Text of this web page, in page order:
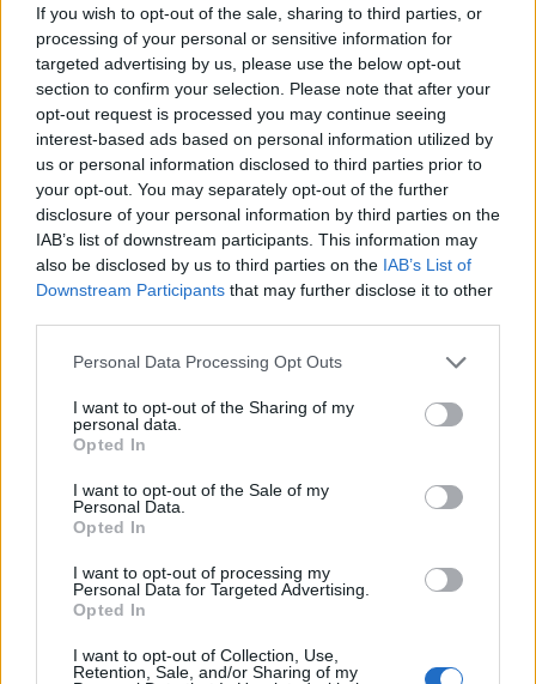
If you wish to opt-out of the sale, sharing to third parties, or
processing of your personal or sensitive information for
targeted advertising by us, please use the below opt-out
section to confirm your selection. Please note that after your
opt-out request is processed you may continue seeing
interest-based ads based on personal information utilized by
us or personal information disclosed to third parties prior to
your opt-out. You may separately opt-out of the further
disclosure of your personal information by third parties on the
IAB’s list of downstream participants. This information may
also be disclosed by us to third parties on the IAB’s List of
Downstream Participants that may further disclose it to other
Personal Data Processing Opt Outs
I want to opt-out of the Sharing of my
personal data.
Opted In
I want to opt-out of the Sale of my
Personal Data.
Opted In
I want to opt-out of processing my
Personal Data for Targeted Advertising.
Opted In
I want to opt-out of Collection, Use,
Retention, Sale, and/or Sharing of my
Zitat von jömi54:
HGW zu Level 50 !
Ich bin schon gespannt auf das Update nächste Woche.
Brauche noch 22110 AEP bis Level 53.
Danke schön,bis Level 53 brauche ich bestimmt bis
Ende vom Jahr
Großmeister eines Forums
Zitat von Alira1982:↑
Profi
Europäische Lärche
Zusätzliches "Nördliche
Wälder"-Spielfeld
freigeschaltet!
Für die Freischaltung derEuropäischen Lärche
Baumpfleger-Abzeichen Lvl 2.
Danke, aber ich hatte doch recht, bei Lvl. 16 gibt es einen